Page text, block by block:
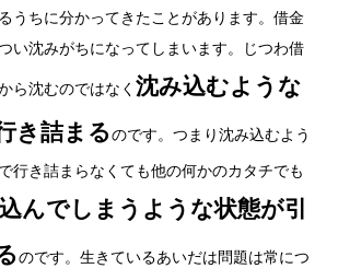
うちに分かってきたことがあります。借金
い沈みがちになってしまいます。じつわ借
ら沈むのではなく 沈み込むような
き詰まるのです。つまり沈み込むよう
行き詰まらなくても他の何かのカタチでも
んでしまうような状態が引
のです。生きているあいだは問題は常につ